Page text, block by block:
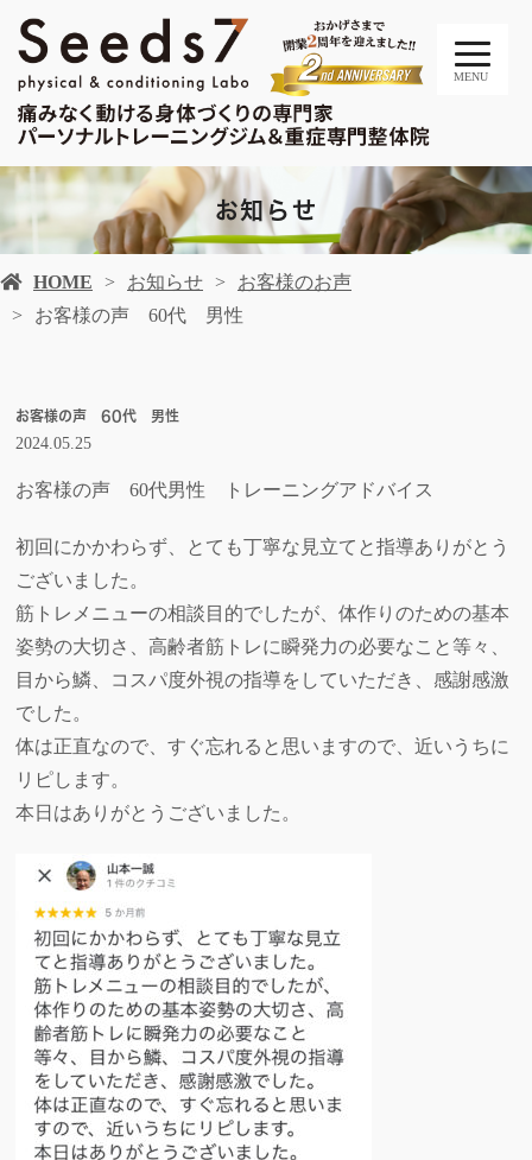
MENU
お知らせ
HOME お知らせ
お客様のお声
お客様の声 60代 男性
お客様の声 60代 男性
2024.05.25
お客様の声 60代男性 トレーニングアドバイス
初回にかかわらず、とても丁寧な見立てと指導ありがとう
ございました。
筋トレメニューの相談目的でしたが、体作りのための基本
姿勢の大切さ、高齢者筋トレに瞬発力の必要なこと等々、
目から鱗、コスパ度外視の指導をしていただき、感謝感激
でした。
体は正直なので、すぐ忘れると思いますので、近いうちに
リピします。
本日はありがとうございました。